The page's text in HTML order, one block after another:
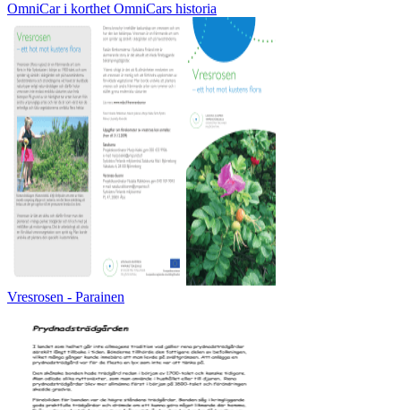
OmniCar i korthet OmniCars historia
Vresrosen - Parainen